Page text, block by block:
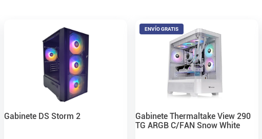
Gabinete DS Storm 2
ENVÍO GRATIS
Gabinete Thermaltake View 290
TG ARGB C/FAN Snow White